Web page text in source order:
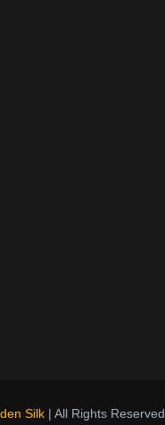
Silk | All Rights Reserved